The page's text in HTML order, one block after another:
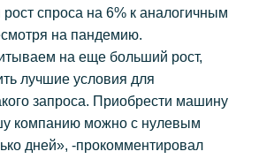
спроса на 6% к аналогичным
на пандемию.
на еще больший рост,
лучшие условия для
запроса. Приобрести машину
компанию можно с нулевым
дней», -прокомментировал